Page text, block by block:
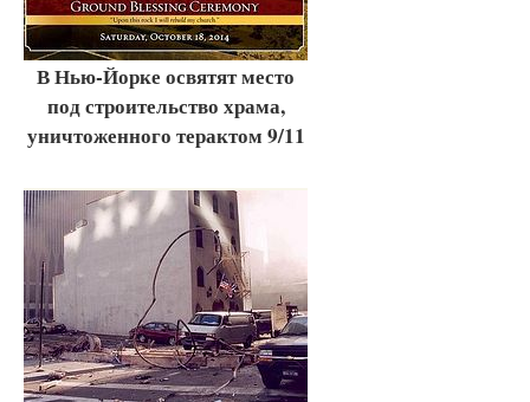
В Нью-Йорке освятят место
под строительство храма,
уничтоженного терактом 9/11